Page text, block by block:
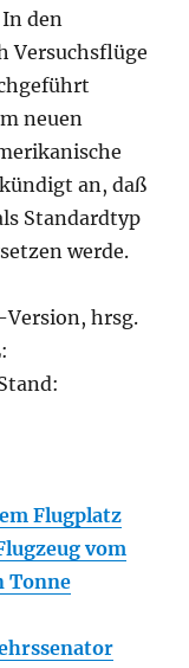
den
Versuchsflüge
neuen
an, daß
Standardtyp
werde.
hrsg.
Flugplatz
vom
Tonne